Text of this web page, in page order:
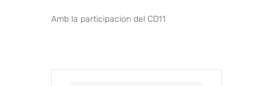
Amb la participacion del CD11